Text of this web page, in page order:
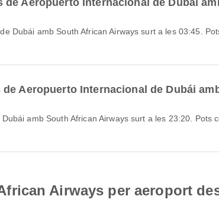
Aeropuerto Internacional de Dubái
Aeropuerto Internacional de Dubái
Airways per aeroport